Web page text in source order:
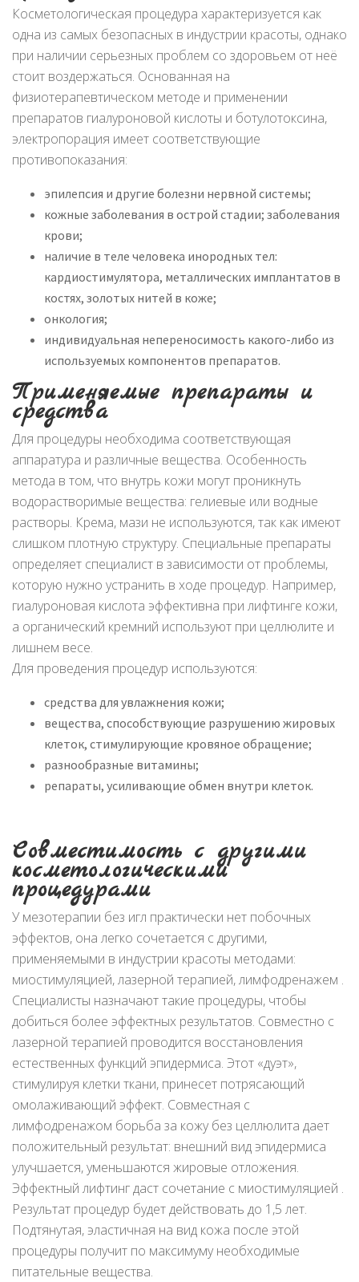
Косметологическая процедура характеризуется как
одна из самых безопасных в индустрии красоты, однако
при наличии серьезных проблем со здоровьем от неё
стоит воздержаться. Основанная на
физиотерапевтическом методе и применении
препаратов гиалуроновой кислоты и ботулотоксина,
электропорация имеет соответствующие
противопоказания:
эпилепсия и другие болезни нервной системы;
кожные заболевания в острой стадии; заболевания
крови;
наличие в теле человека инородных тел:
кардиостимулятора, металлических имплантатов в
костях, золотых нитей в коже;
онкология;
индивидуальная непереносимость какого-либо из
используемых компонентов препаратов.
Применяемые препараты и
средства
Для процедуры необходима соответствующая
аппаратура и различные вещества. Особенность
метода в том, что внутрь кожи могут проникнуть
водорастворимые вещества: гелиевые или водные
растворы. Крема, мази не используются, так как имеют
слишком плотную структуру. Специальные препараты
определяет специалист в зависимости от проблемы,
которую нужно устранить в ходе процедур. Например,
гиалуроновая кислота эффективна при лифтинге кожи,
а органический кремний используют при целлюлите и
лишнем весе.
Для проведения процедур используются:
средства для увлажнения кожи;
вещества, способствующие разрушению жировых
клеток, стимулирующие кровяное обращение;
разнообразные витамины;
репараты, усиливающие обмен внутри клеток.
Совместимость с другими
косметологическими
процедурами
У мезотерапии без игл практически нет побочных
эффектов, она легко сочетается с другими,
применяемыми в индустрии красоты методами:
миостимуляцией, лазерной терапией, лимфодренажем .
Специалисты назначают такие процедуры, чтобы
добиться более эффектных результатов. Совместно с
лазерной терапией проводится восстановления
естественных функций эпидермиса. Этот «дуэт»,
стимулируя клетки ткани, принесет потрясающий
омолаживающий эффект. Совместная с
лимфодренажом борьба за кожу без целлюлита дает
положительный результат: внешний вид эпидермиса
улучшается, уменьшаются жировые отложения.
Эффектный лифтинг даст сочетание с миостимуляцией .
Результат процедур будет действовать до 1,5 лет.
Подтянутая, эластичная на вид кожа после этой
процедуры получит по максимуму необходимые
питательные вещества.